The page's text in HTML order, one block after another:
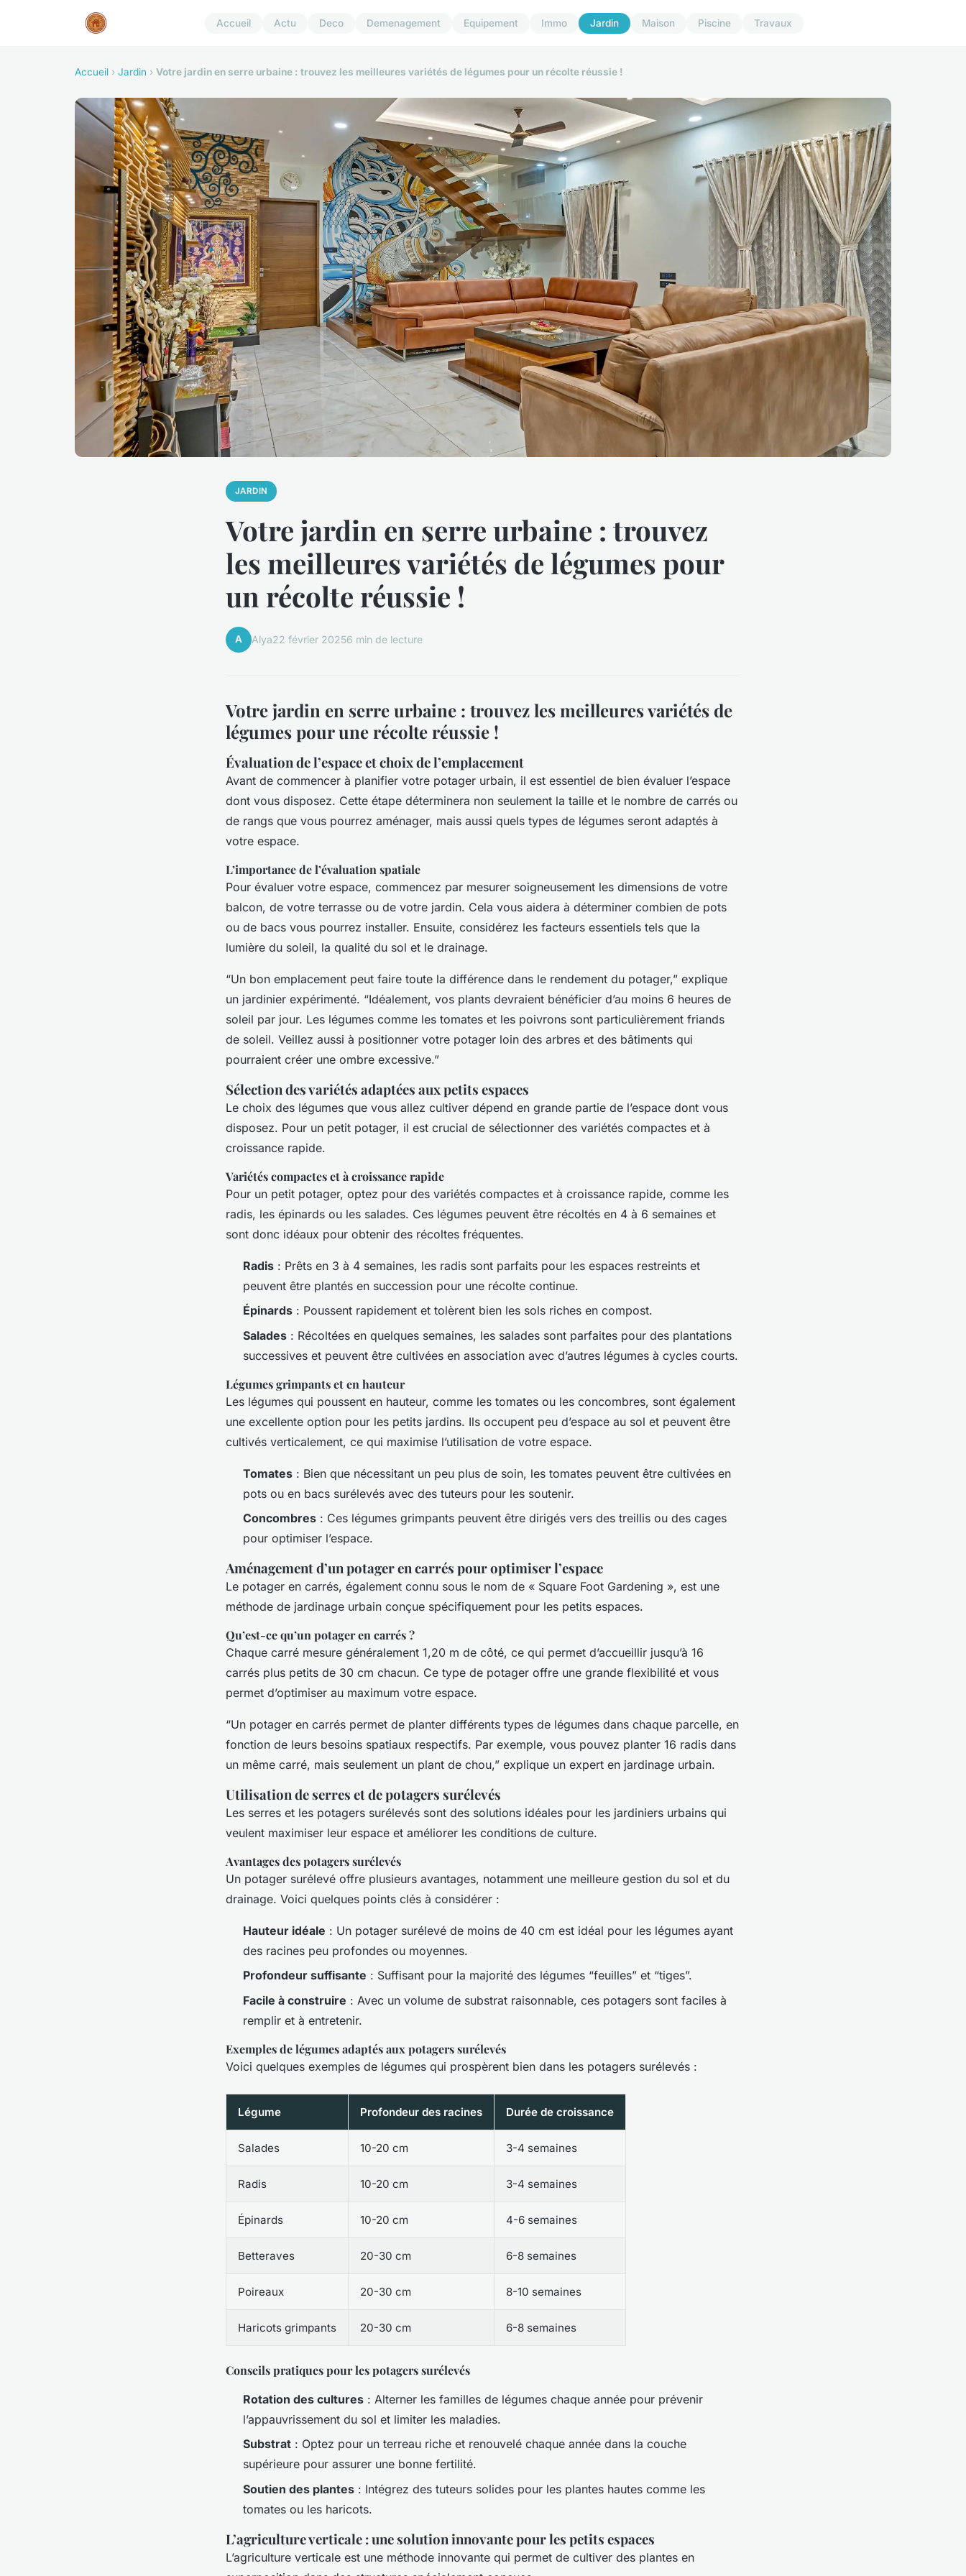
Accueil Actu Deco Demenagement Equipement Immo Jardin Maison Piscine Travaux
Accueil › Jardin › Votre jardin en serre urbaine : trouvez les meilleures variétés de légumes pour un récolte réussie !
JARDIN
Votre jardin en serre urbaine : trouvez
les meilleures variétés de légumes pour
un récolte réussie !
A Alya22 février 20256 min de lecture
Votre jardin en serre urbaine : trouvez les meilleures variétés de
légumes pour une récolte réussie !
Évaluation de l’espace et choix de l’emplacement
Avant de commencer à planifier votre potager urbain, il est essentiel de bien évaluer l’espace
dont vous disposez. Cette étape déterminera non seulement la taille et le nombre de carrés ou
de rangs que vous pourrez aménager, mais aussi quels types de légumes seront adaptés à
votre espace.
L’importance de l’évaluation spatiale
Pour évaluer votre espace, commencez par mesurer soigneusement les dimensions de votre
balcon, de votre terrasse ou de votre jardin. Cela vous aidera à déterminer combien de pots
ou de bacs vous pourrez installer. Ensuite, considérez les facteurs essentiels tels que la
lumière du soleil, la qualité du sol et le drainage.
“Un bon emplacement peut faire toute la différence dans le rendement du potager,” explique
un jardinier expérimenté. “Idéalement, vos plants devraient bénéficier d’au moins 6 heures de
soleil par jour. Les légumes comme les tomates et les poivrons sont particulièrement friands
de soleil. Veillez aussi à positionner votre potager loin des arbres et des bâtiments qui
pourraient créer une ombre excessive.”
Sélection des variétés adaptées aux petits espaces
Le choix des légumes que vous allez cultiver dépend en grande partie de l’espace dont vous
disposez. Pour un petit potager, il est crucial de sélectionner des variétés compactes et à
croissance rapide.
Variétés compactes et à croissance rapide
Pour un petit potager, optez pour des variétés compactes et à croissance rapide, comme les
radis, les épinards ou les salades. Ces légumes peuvent être récoltés en 4 à 6 semaines et
sont donc idéaux pour obtenir des récoltes fréquentes.
Radis : Prêts en 3 à 4 semaines, les radis sont parfaits pour les espaces restreints et
peuvent être plantés en succession pour une récolte continue.
Épinards : Poussent rapidement et tolèrent bien les sols riches en compost.
Salades : Récoltées en quelques semaines, les salades sont parfaites pour des plantations
successives et peuvent être cultivées en association avec d’autres légumes à cycles courts.
Légumes grimpants et en hauteur
Les légumes qui poussent en hauteur, comme les tomates ou les concombres, sont également
une excellente option pour les petits jardins. Ils occupent peu d’espace au sol et peuvent être
cultivés verticalement, ce qui maximise l’utilisation de votre espace.
Tomates : Bien que nécessitant un peu plus de soin, les tomates peuvent être cultivées en
pots ou en bacs surélevés avec des tuteurs pour les soutenir.
Concombres : Ces légumes grimpants peuvent être dirigés vers des treillis ou des cages
pour optimiser l’espace.
Aménagement d’un potager en carrés pour optimiser l’espace
Le potager en carrés, également connu sous le nom de « Square Foot Gardening », est une
méthode de jardinage urbain conçue spécifiquement pour les petits espaces.
Qu’est-ce qu’un potager en carrés ?
Chaque carré mesure généralement 1,20 m de côté, ce qui permet d’accueillir jusqu’à 16
carrés plus petits de 30 cm chacun. Ce type de potager offre une grande flexibilité et vous
permet d’optimiser au maximum votre espace.
“Un potager en carrés permet de planter différents types de légumes dans chaque parcelle, en
fonction de leurs besoins spatiaux respectifs. Par exemple, vous pouvez planter 16 radis dans
un même carré, mais seulement un plant de chou,” explique un expert en jardinage urbain.
Utilisation de serres et de potagers surélevés
Les serres et les potagers surélevés sont des solutions idéales pour les jardiniers urbains qui
veulent maximiser leur espace et améliorer les conditions de culture.
Avantages des potagers surélevés
Un potager surélevé offre plusieurs avantages, notamment une meilleure gestion du sol et du
drainage. Voici quelques points clés à considérer :
Hauteur idéale : Un potager surélevé de moins de 40 cm est idéal pour les légumes ayant
des racines peu profondes ou moyennes.
Profondeur suffisante : Suffisant pour la majorité des légumes “feuilles” et “tiges”.
Facile à construire : Avec un volume de substrat raisonnable, ces potagers sont faciles à
remplir et à entretenir.
Exemples de légumes adaptés aux potagers surélevés
Voici quelques exemples de légumes qui prospèrent bien dans les potagers surélevés :
Légume Profondeur des racines Durée de croissance
Salades 10-20 cm 3-4 semaines
Radis 10-20 cm 3-4 semaines
Épinards 10-20 cm 4-6 semaines
Betteraves 20-30 cm 6-8 semaines
Poireaux 20-30 cm 8-10 semaines
Haricots grimpants 20-30 cm 6-8 semaines
Conseils pratiques pour les potagers surélevés
Rotation des cultures : Alterner les familles de légumes chaque année pour prévenir
l’appauvrissement du sol et limiter les maladies.
Substrat : Optez pour un terreau riche et renouvelé chaque année dans la couche
supérieure pour assurer une bonne fertilité.
Soutien des plantes : Intégrez des tuteurs solides pour les plantes hautes comme les
tomates ou les haricots.
L’agriculture verticale : une solution innovante pour les petits espaces
L’agriculture verticale est une méthode innovante qui permet de cultiver des plantes en